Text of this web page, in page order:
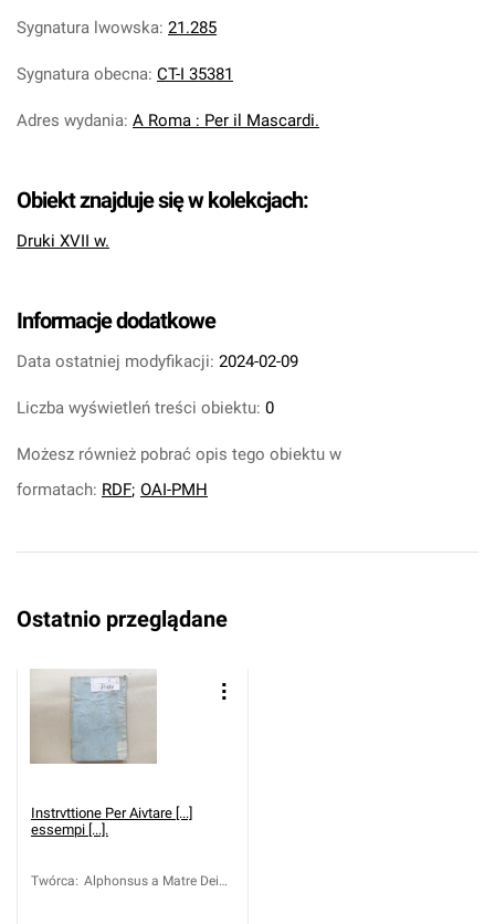
Sygnatura lwowska: 21.285
Sygnatura obecna: CT-I 35381
Adres wydania: A Roma : Per il Mascardi.
Obiekt znajduje się w kolekcjach:
Druki XVII w.
Informacje dodatkowe
Data ostatniej modyfikacji: 2024-02-09
Liczba wyświetleń treści obiektu: 0
Możesz również pobrać opis tego obiektu w
formatach: RDF; OAI-PMH
Ostatnio przeglądane
Instrvttione Per Aivtare [...]
essempi [...].
Twórca: Alphonsus a Matre Dei